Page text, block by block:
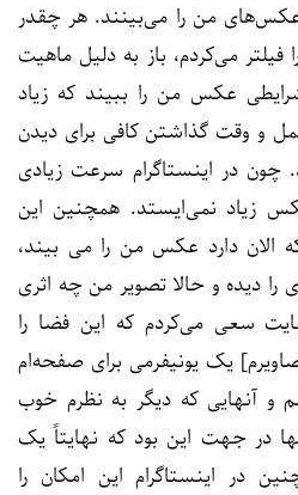
عکس‌های من را می‌بینند. هر چقدر
می‌کردم، باز به دلیل ماهیت
عکس‌ من را ببیند که زیاد
و وقت گذاشتن کافی برای دیدن
در اینستاگرام سرعت زیادی
نمی‌ایستد. همچنین این
الان دارد عکس من را می بیند،
دیده و حالا تصویر من چه اثری
سعی می‌کردم که این فضا را
یک یونیفرمی برای صفحه‌ام
و آنهایی که دیگر به نظرم خوب
در جهت این بود که نهایتاً یک
در اینستاگرام این امکان را